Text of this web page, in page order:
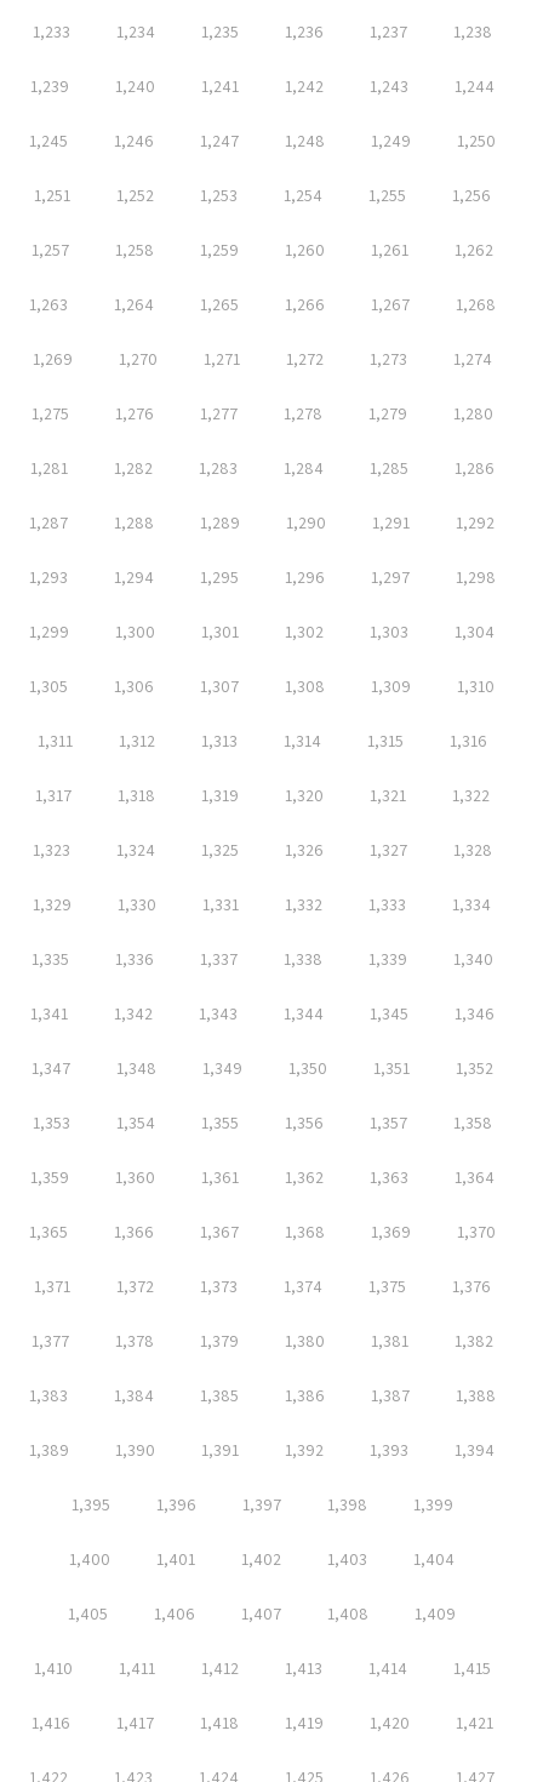
1,233 1,234 1,235 1,236 1,237 1,238
1,239 1,240 1,241 1,242 1,243 1,244
1,245 1,246 1,247 1,248 1,249 1,250
1,251 1,252 1,253 1,254 1,255 1,256
1,257 1,258 1,259 1,260 1,261 1,262
1,263 1,264 1,265 1,266 1,267 1,268
1,269 1,270 1,271 1,272 1,273 1,274
1,275 1,276 1,277 1,278 1,279 1,280
1,281 1,282 1,283 1,284 1,285 1,286
1,287 1,288 1,289 1,290 1,291 1,292
1,293 1,294 1,295 1,296 1,297 1,298
1,299 1,300 1,301 1,302 1,303 1,304
1,305 1,306 1,307 1,308 1,309 1,310
1,311 1,312 1,313 1,314 1,315 1,316
1,317 1,318 1,319 1,320 1,321 1,322
1,323 1,324 1,325 1,326 1,327 1,328
1,329 1,330 1,331 1,332 1,333 1,334
1,335 1,336 1,337 1,338 1,339 1,340
1,341 1,342 1,343 1,344 1,345 1,346
1,347 1,348 1,349 1,350 1,351 1,352
1,353 1,354 1,355 1,356 1,357 1,358
1,359 1,360 1,361 1,362 1,363 1,364
1,365 1,366 1,367 1,368 1,369 1,370
1,371 1,372 1,373 1,374 1,375 1,376
1,377 1,378 1,379 1,380 1,381 1,382
1,383 1,384 1,385 1,386 1,387 1,388
1,389 1,390 1,391 1,392 1,393 1,394
1,395 1,396 1,397 1,398 1,399
1,400 1,401 1,402 1,403 1,404
1,405 1,406 1,407 1,408 1,409
1,410 1,411 1,412 1,413 1,414 1,415
1,416 1,417 1,418 1,419 1,420 1,421
1,422 1,423 1,424 1,425 1,426 1,427